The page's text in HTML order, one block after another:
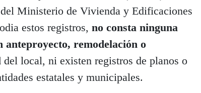
Ministerio de Vivienda y Edificaciones
estos registros, no consta ninguna
anteproyecto, remodelación o
del local, ni existen registros de planos o
estatales y municipales.